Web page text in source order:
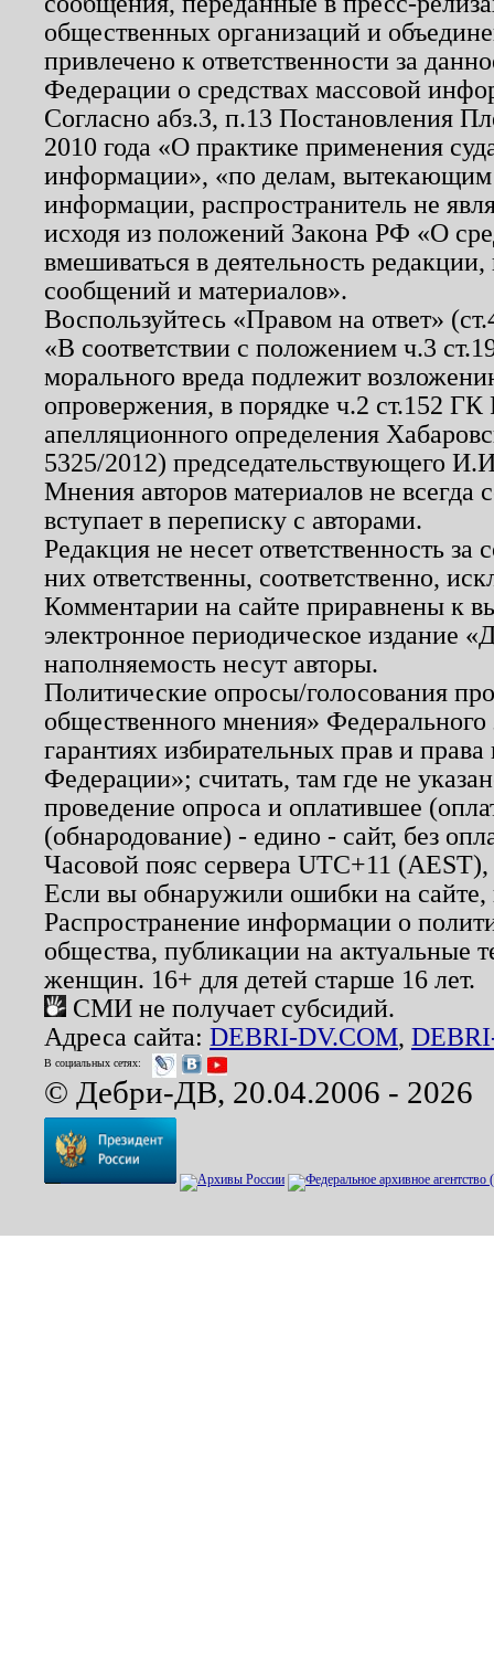
общественных организаций и
привлечено к ответственности за
Федерации о средствах массовой
Согласно абз.3, п.13 Постановления
2010 года «О практике применения
информации», «по делам, вытекающим
информации, распространитель не
исходя из положений Закона РФ «О
вмешиваться в деятельность
сообщений и материалов».
Воспользуйтесь «Правом на ответ»
«В соответствии с положением ч.3
морального вреда подлежит
опровержения, в порядке ч.2 ст.152
апелляционного определения
5325/2012) председательствующего
Мнения авторов материалов не
вступает в переписку с авторами.
Редакция не несет ответственность
них ответственны, соответственно,
Комментарии на сайте приравнены к
электронное периодическое издание
наполняемость несут авторы.
Политические опросы/голосования
общественного мнения»
гарантиях избирательных прав и
Федерации»; считать, там где не
проведение опроса и оплатившее
(обнародование) - едино - сайт, без
Часовой пояс сервера UTC+11
Если вы обнаружили ошибки на
Распространение информации о
общества, публикации на актуальные
женщин. 16+ для детей старше 16 лет.
СМИ не получает субсидий.
Адреса сайта: DEBRI-DV.COM,
В социальных сетях:
© Дебри-ДВ, 20.04.2006 - 2026